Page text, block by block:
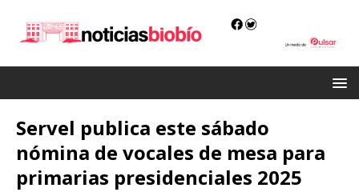
Servel publica este sábado
nómina de vocales de mesa para
primarias presidenciales 2025